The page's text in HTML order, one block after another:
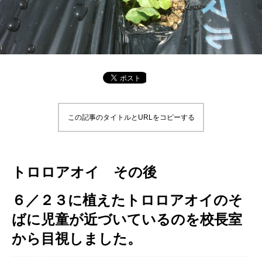
この記事のタイトルとURLをコピーする
トロロアオイ その後
６／２３に植えたトロロアオイのそ
ばに児童が近づいているのを校長室
から目視しました。